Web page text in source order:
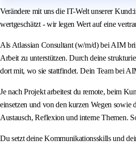
Verändere mit uns die IT-Welt unserer
wertgeschätzt - wir legen Wert auf eine
Als Atlassian Consultant (w/m/d) bei AIM
Arbeit zu unterstützen. Durch deine
dort mit, wo sie stattfindet. Dein Team bei
Je nach Projekt arbeitest du remote, beim
einsetzen und von den kurzen Wegen
Austausch, Reflexion und interne Themen.
Du setzt deine Kommunikationsskills und